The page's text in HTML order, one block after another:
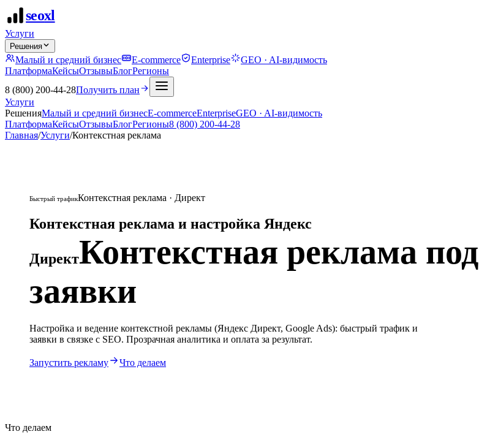
seoxl
Услуги
Решения
Малый и средний бизнес E-commerce Enterprise
GEO · AI-видимость
ПлатформаКейсыОтзывыБлогРегионы
8 (800) 200-44-28Получить план
Услуги
РешенияМалый и средний бизнесE-commerceEnterpriseGEO · AI-видимость
ПлатформаКейсыОтзывыБлогРегионы8 (800) 200-44-28
Главная/Услуги/Контекстная реклама
Быстрый трафикКонтекстная реклама · Директ
Контекстная реклама и настройка Яндекс
ДиректКонтекстная реклама под
заявки
Настройка и ведение контекстной рекламы (Яндекс Директ, Google Ads): быстрый трафик и
заявки в связке с SEO. Прозрачная аналитика и оплата за результат.
Запустить рекламу Что делаем
Что делаем